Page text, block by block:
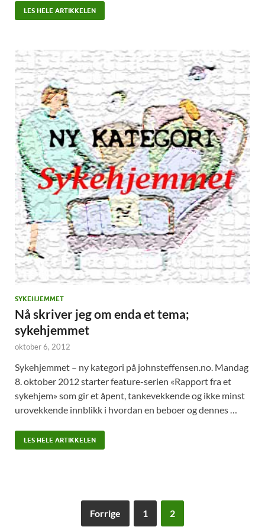
LES HELE ARTIKKELEN
SYKEHJEMMET
Nå skriver jeg om enda et tema;
sykehjemmet
oktober 6, 2012
Sykehjemmet – ny kategori på johnsteffensen.no. Mandag
8. oktober 2012 starter feature-serien «Rapport fra et
sykehjem» som gir et åpent, tankevekkende og ikke minst
urovekkende innblikk i hvordan en beboer og dennes …
LES HELE ARTIKKELEN
Forrige 1 2